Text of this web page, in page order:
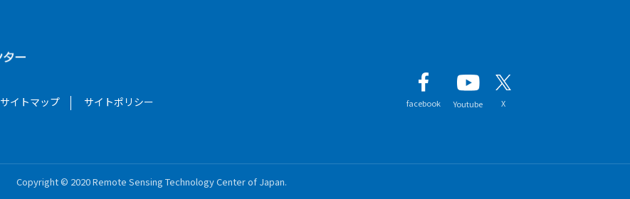
サイトマップ サイトポリシー facebook Youtube X
Copyright © 2020 Remote Sensing Technology Center of Japan.